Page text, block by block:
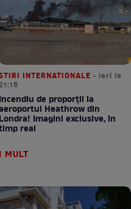
INTERNATIONALE • ieri la
Incendiu de proporții la
Heathrow din
Londra! Imagini exclusive, în
real